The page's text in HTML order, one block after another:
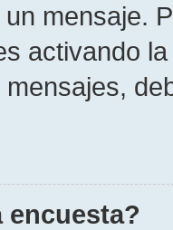
mensaje.
activando
mensajes,
encuesta?